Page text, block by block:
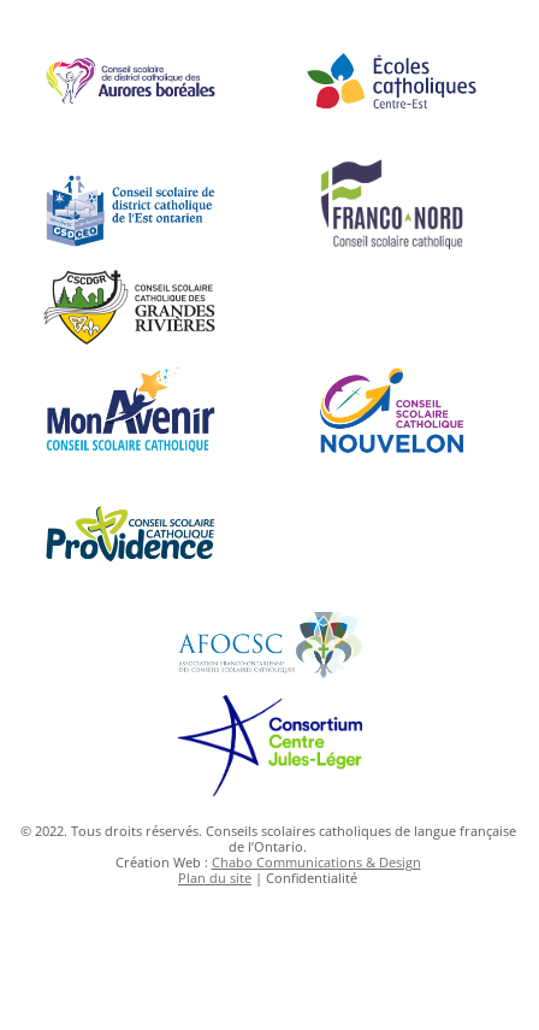
© 2022. Tous droits réservés. Conseils scolaires catholiques de langue française
de l’Ontario.
Création Web : Chabo Communications & Design
Plan du site | Confidentialité